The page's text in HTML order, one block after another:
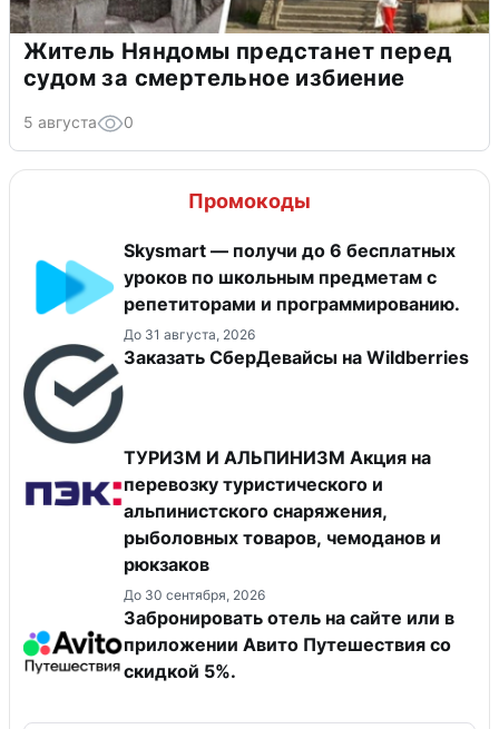
Житель Няндомы предстанет перед
судом за смертельное избиение
5 августа 0
Промокоды
Skysmart — получи до 6 бесплатных
уроков по школьным предметам с
репетиторами и программированию.
До 31 августа, 2026
Заказать СберДевайсы на Wildberries
ТУРИЗМ И АЛЬПИНИЗМ Акция на
перевозку туристического и
альпинистского снаряжения,
рыболовных товаров, чемоданов и
рюкзаков
До 30 сентября, 2026
Забронировать отель на сайте или в
приложении Авито Путешествия со
скидкой 5%.